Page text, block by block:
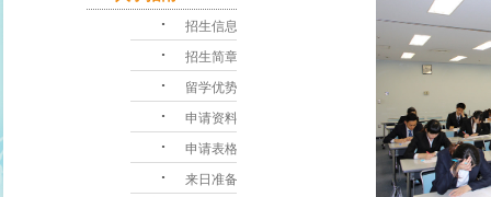
･ 招生信息
･ 招生简章
･ 留学优势
･ 申请资料
･ 申请表格
･ 来日准备